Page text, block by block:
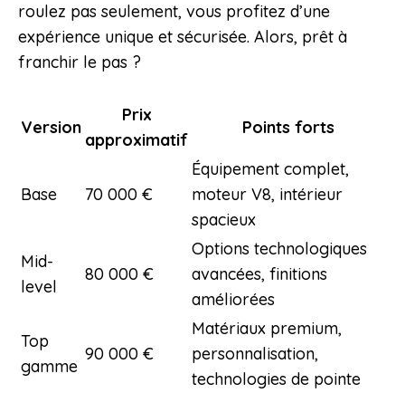
roulez pas seulement, vous profitez d’une
expérience unique et sécurisée. Alors, prêt à
franchir le pas ?
Version
Prix
approximatif
Points forts
Base 70 000 €
Équipement complet,
moteur V8, intérieur
spacieux
Mid-
level
80 000 €
Options technologiques
avancées, finitions
améliorées
Top
gamme
90 000 €
Matériaux premium,
personnalisation,
technologies de pointe